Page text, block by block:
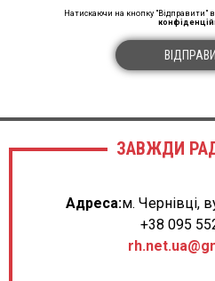
Натискаючи на кнопку "Відправити"
ЗАВЖДИ
Адреса:м. Чернівці,
+38 095